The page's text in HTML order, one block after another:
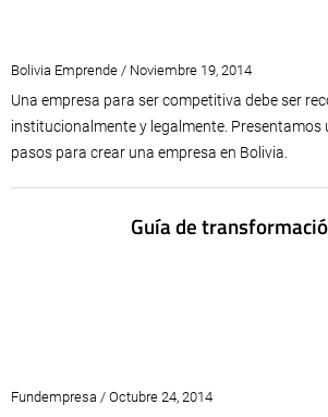
Bolivia Emprende / Noviembre 19, 2014
Una empresa para ser competitiva debe ser
institucionalmente y legalmente. Presentamos
pasos para crear una empresa en Bolivia.
Guía de
Fundempresa / Octubre 24, 2014